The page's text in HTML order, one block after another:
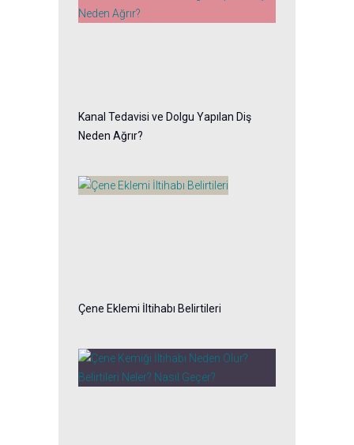
Kanal Tedavisi ve Dolgu Yapılan Diş
Neden Ağrır?
Çene Eklemi İltihabı Belirtileri